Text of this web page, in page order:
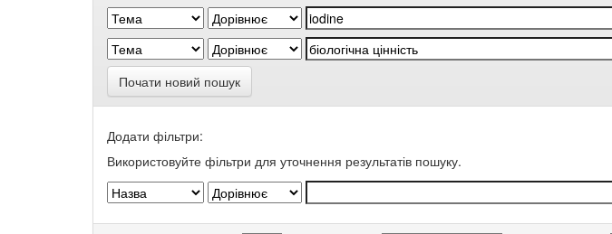
Почати новий пошук
Додати фільтри:
Використовуйте фільтри для уточнення результатів пошуку.